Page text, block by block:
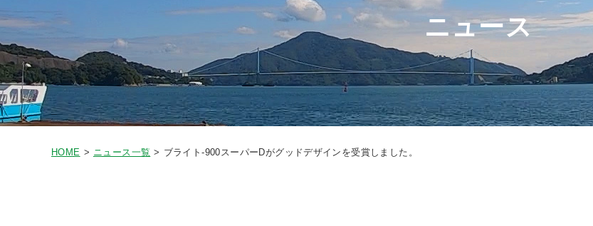
ニュース
NEWS RELEASE
HOME ニュース一覧 ブライト-900スーパーDがグッドデザインを受賞しました。